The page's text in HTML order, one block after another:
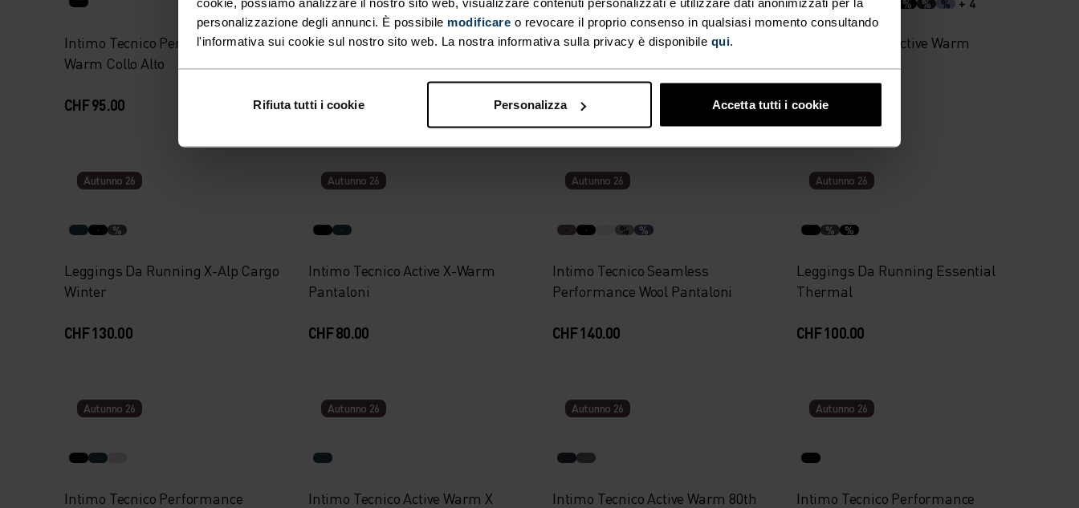
personalizzazione degli annunci. È possibile modificare o revocare il proprio consenso in qualsiasi momento consultando
l'informativa sui cookie sul nostro sito web. La nostra informativa sulla privacy è disponibile qui.
Rifiuta tutti i cookie Personalizza Accetta tutti i cookie
Intimo Tecnico Performance
Warm Collo Alto
CHF 95.00
Intimo Tecnico Performance
CHF 85.00
Intimo Tecnico Merino 200 80th
CHF 105.00
Intimo Tecnico Active Warm
CHF 65.00
Autunno 26
%
Leggings Da Running X-Alp Cargo
Winter
CHF 130.00
Autunno 26
Intimo Tecnico Active X-Warm
Pantaloni
CHF 80.00
Autunno 26
% %
Intimo Tecnico Seamless
Performance Wool Pantaloni
CHF 140.00
Autunno 26
% %
Leggings Da Running Essential
Thermal
CHF 100.00
Autunno 26
Intimo Tecnico Performance
Autunno 26
Intimo Tecnico Active Warm X
Autunno 26
Intimo Tecnico Active Warm 80th
Autunno 26
Intimo Tecnico Performance